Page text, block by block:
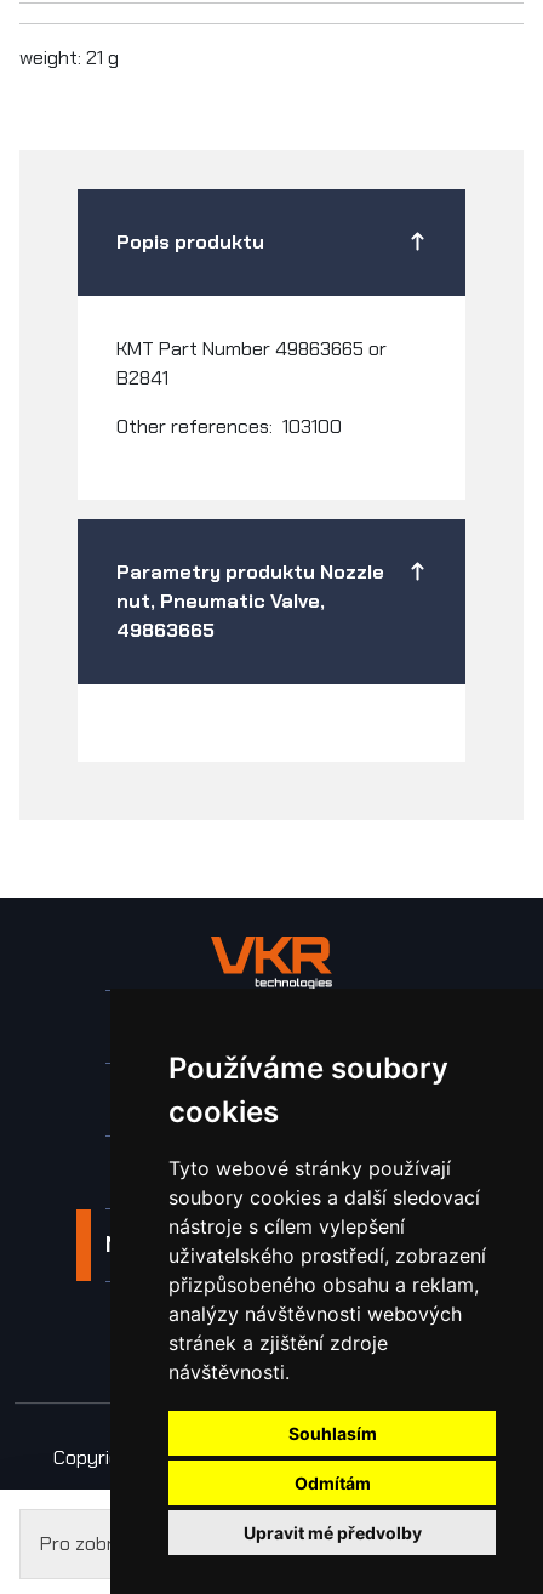
Používáme soubory
cookies
Tyto webové stránky používají
soubory cookies a další sledovací
nástroje s cílem vylepšení
uživatelského prostředí, zobrazení
přizpůsobeného obsahu a reklam,
analýzy návštěvnosti webových
stránek a zjištění zdroje
návštěvnosti.
Souhlasím
Odmítám
Upravit mé předvolby
Pro zobrazení cen se prosímpřihlaste.
weight: 21 g
Popis produktu
KMT Part Number 49863665 or
B2841
Other references: 103100
Parametry produktu Nozzle
nut, Pneumatic Valve,
49863665
Nástroje pro ohraňovací lisy
Spotřební materiál a nástroje
Náhradní díly pro vodní paprsek
Laserové svařování
Copyright © 2026 Všechna práva vyhrazena
Obchodní podmínky
Zpracování osobních údajů